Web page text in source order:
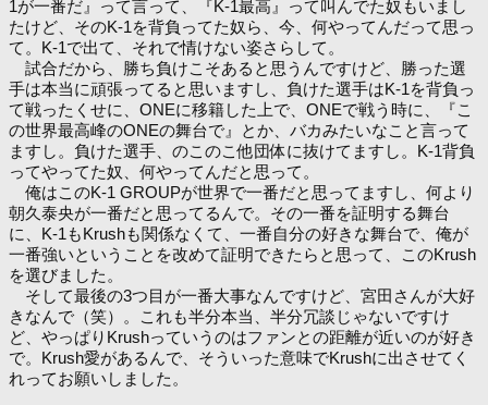
1が一番だ』って言って、『K-1最高』って叫んでた奴もいまし
たけど、そのK-1を背負ってた奴ら、今、何やってんだって思っ
て。K-1で出て、それで情けない姿さらして。
試合だから、勝ち負けこそあると思うんですけど、勝った選
手は本当に頑張ってると思いますし、負けた選手はK-1を背負っ
て戦ったくせに、ONEに移籍した上で、ONEで戦う時に、『こ
の世界最高峰のONEの舞台で』とか、バカみたいなこと言って
ますし。負けた選手、のこのこ他団体に抜けてますし。K-1背負
ってやってた奴、何やってんだと思って。
俺はこのK-1 GROUPが世界で一番だと思ってますし、何より
朝久泰央が一番だと思ってるんで。その一番を証明する舞台
に、K-1もKrushも関係なくて、一番自分の好きな舞台で、俺が
一番強いということを改めて証明できたらと思って、このKrush
を選びました。
そして最後の3つ目が一番大事なんですけど、宮田さんが大好
きなんで（笑）。これも半分本当、半分冗談じゃないですけ
ど、やっぱりKrushっていうのはファンとの距離が近いのが好き
で。Krush愛があるんで、そういった意味でKrushに出させてく
れってお願いしました。